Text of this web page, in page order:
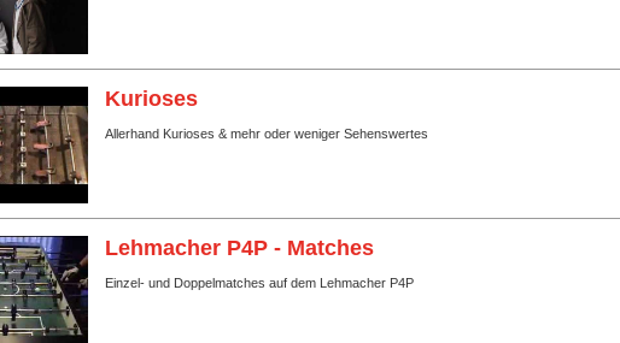
Kurioses
Allerhand Kurioses & mehr oder weniger Sehenswertes
Lehmacher P4P - Matches
Einzel- und Doppelmatches auf dem Lehmacher P4P